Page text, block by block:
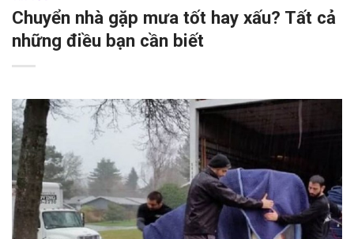
Chuyển nhà gặp mưa tốt hay xấu? Tất cả
những điều bạn cần biết